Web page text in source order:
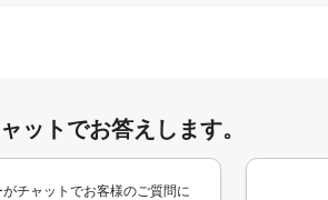
ットでお答えします。
チャットでお客様のご質問に